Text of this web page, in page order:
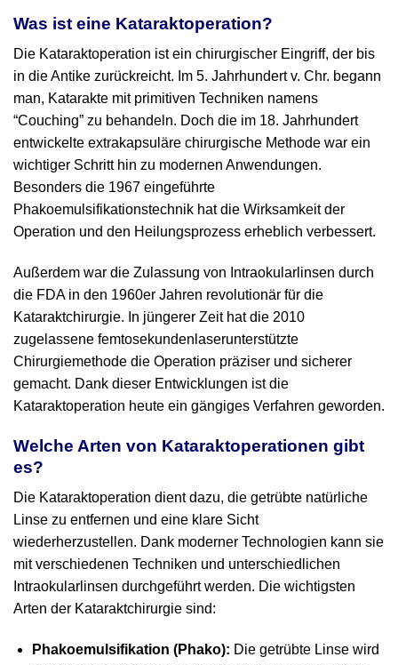
Was ist eine Kataraktoperation?
Die Kataraktoperation ist ein chirurgischer Eingriff, der bis
in die Antike zurückreicht. Im 5. Jahrhundert v. Chr. begann
man, Katarakte mit primitiven Techniken namens
“Couching” zu behandeln. Doch die im 18. Jahrhundert
entwickelte extrakapsuläre chirurgische Methode war ein
wichtiger Schritt hin zu modernen Anwendungen.
Besonders die 1967 eingeführte
Phakoemulsifikationstechnik hat die Wirksamkeit der
Operation und den Heilungsprozess erheblich verbessert.
Außerdem war die Zulassung von Intraokularlinsen durch
die FDA in den 1960er Jahren revolutionär für die
Kataraktchirurgie. In jüngerer Zeit hat die 2010
zugelassene femtosekundenlaserunterstützte
Chirurgiemethode die Operation präziser und sicherer
gemacht. Dank dieser Entwicklungen ist die
Kataraktoperation heute ein gängiges Verfahren geworden.
Welche Arten von Kataraktoperationen gibt
es?
Die Kataraktoperation dient dazu, die getrübte natürliche
Linse zu entfernen und eine klare Sicht
wiederherzustellen. Dank moderner Technologien kann sie
mit verschiedenen Techniken und unterschiedlichen
Intraokularlinsen durchgeführt werden. Die wichtigsten
Arten der Kataraktchirurgie sind:
Phakoemulsifikation (Phako): Die getrübte Linse wird